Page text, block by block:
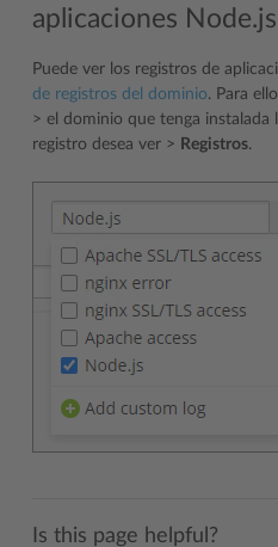
aplicaciones Node.js
Puede ver los registros de
de registros del dominio. Para
> el dominio que tenga instalada
registro desea ver > Registros.
Is this page helpful?